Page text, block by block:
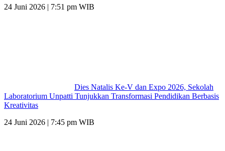
24 Juni 2026 | 7:51 pm WIB
Dies Natalis Ke-V dan Expo 2026, Sekolah
Laboratorium Unpatti Tunjukkan Transformasi Pendidikan Berbasis
Kreativitas
24 Juni 2026 | 7:45 pm WIB